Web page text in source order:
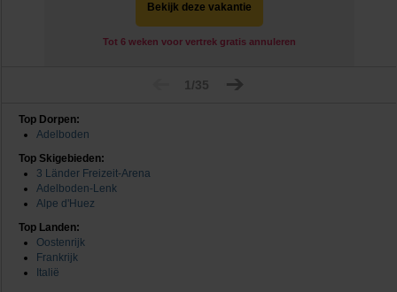
Bekijk deze vakantie
Tot 6 weken voor vertrek gratis annuleren
1/35
Top Dorpen:
Adelboden
Top Skigebieden:
3 Länder Freizeit-Arena
Adelboden-Lenk
Alpe d'Huez
Top Landen:
Oostenrijk
Frankrijk
Italië